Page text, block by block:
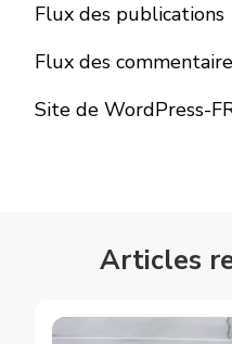
Flux des publications
Flux des
Site de WordPress-
Articles